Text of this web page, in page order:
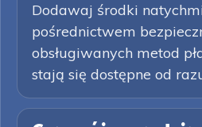
Dodawaj środki
pośrednictwem
obsługiwanych metod
stają się dostępne od